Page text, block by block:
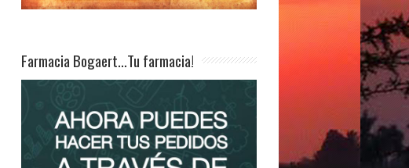
Farmacia Bogaert…Tu farmacia!